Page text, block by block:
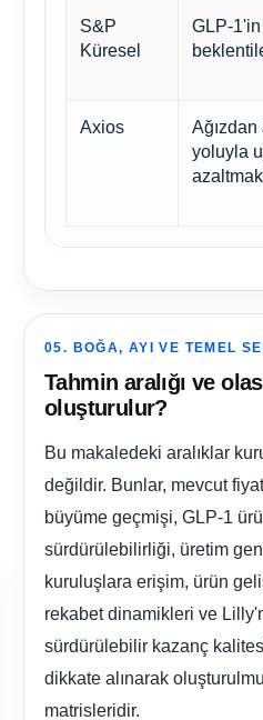
S&P
Küresel
GLP-
Axios
Ağızdan
yoluyla
05. BOĞA, AYI VE TEMEL
Tahmin aralığı ve
oluşturulur?
Bu makaledeki aralıklar
değildir. Bunlar, mevcut
büyüme geçmişi, GLP-1
sürdürülebilirliği, üretim
kuruluşlara erişim, ürün
rekabet dinamikleri ve
sürdürülebilir kazanç
dikkate alınarak
matrisleridir.